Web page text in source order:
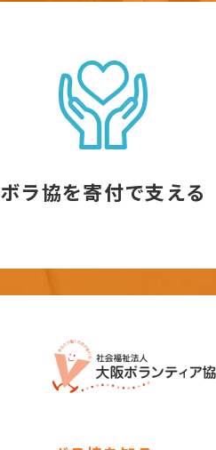
ボラ協を寄付で支える